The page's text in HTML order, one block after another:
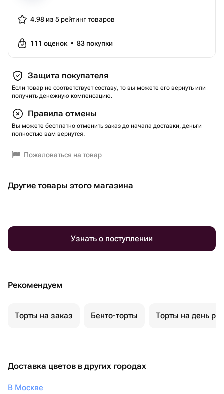
4.98 из 5 рейтинг товаров
111 оценок • 83 покупки
Защита покупателя
Если товар не соответствует составу, то вы можете его вернуть или
получить денежную компенсацию.
Правила отмены
Вы можете бесплатно отменить заказ до начала доставки, деньги
полностью вам вернутся.
Пожаловаться на товар
Другие товары этого магазина
Узнать о поступлении
Рекомендуем
Торты на заказ Бенто-торты Торты на день
Доставка цветов в других городах
В Москве